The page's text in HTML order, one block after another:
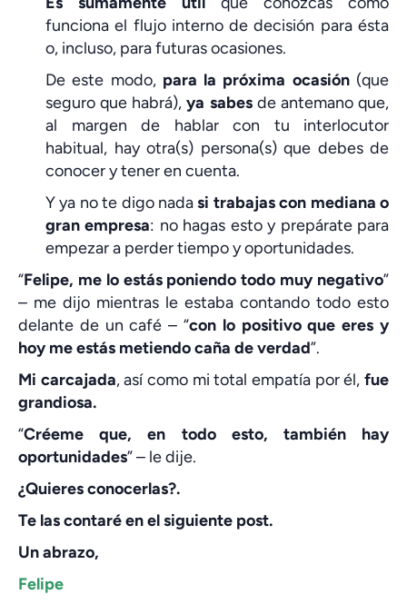
funciona el flujo interno de decisión para ésta
o, incluso, para futuras ocasiones.
De este modo, para la próxima ocasión(que
seguro que habrá),ya sabesde antemano que,
al margen de hablar con tu interlocutor
habitual, hay otra(s) persona(s) que debes de
conocer y tener en cuenta.
Y ya no te digo nadasi trabajas con mediana o
gran empresa: no hagas esto y prepárate para
empezar a perder tiempo y oportunidades.
“Felipe, me lo estás poniendo todo muy negativo”
– me dijo mientras le estaba contando todo esto
delante de un café – “con lo positivo que eres y
hoy me estás metiendo caña de verdad”.
Mi carcajada, así como mi total empatía por él,fue
grandiosa.
“Créeme que, en todo esto, también hay
oportunidades” – le dije.
¿Quieres conocerlas?.
Te las contaré en el siguiente post.
Un abrazo,
Felipe